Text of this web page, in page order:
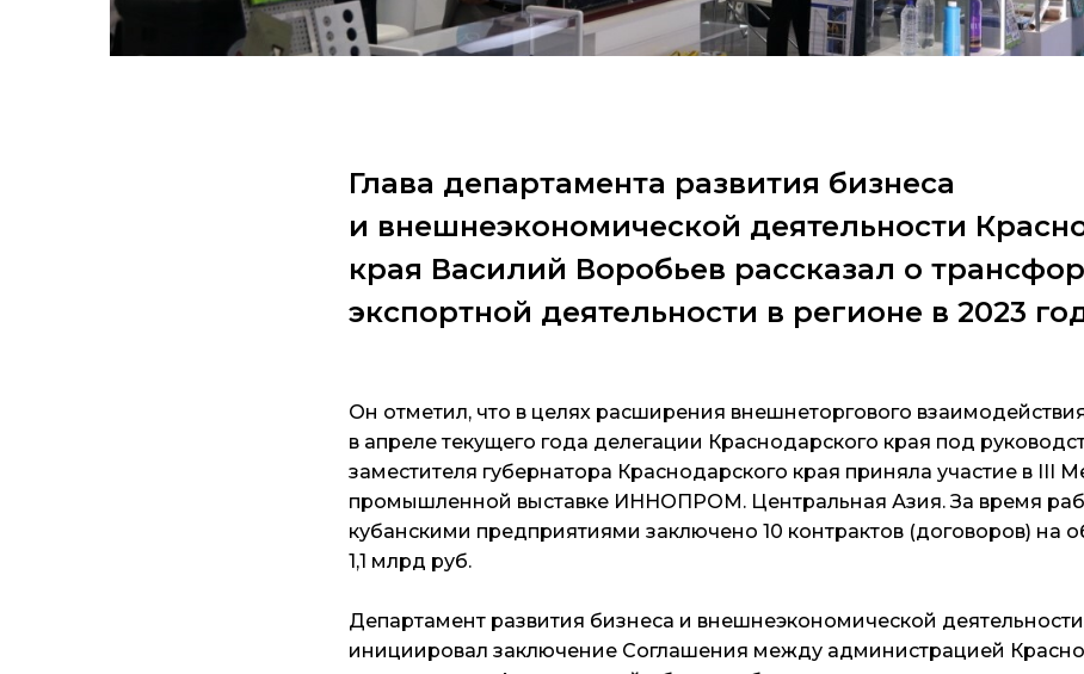
Глава департамента развития бизнеса
и внешнеэкономической деятельности
края Василий Воробьев рассказал о
экспортной деятельности в регионе в 2023
Он отметил, что в целях расширения внешнеторгового
в апреле текущего года делегации Краснодарского края под
заместителя губернатора Краснодарского края приняла участие в III
промышленной выставке ИННОПРОМ. Центральная Азия. За время
кубанскими предприятиями заключено 10 контрактов (договоров) на
1,1 млрд руб.
Департамент развития бизнеса и внешнеэкономической
инициировал заключение Соглашения между администрацией